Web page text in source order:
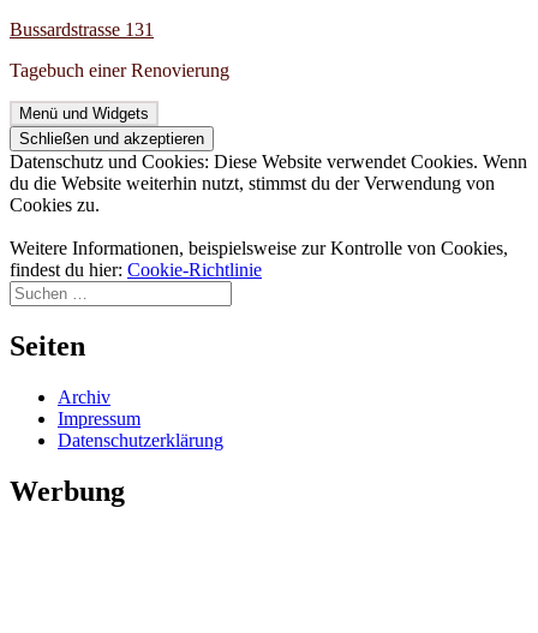
Zum
springen
Bussardstrasse 131
Tagebuch einer Renovierung
Menü und Widgets
Datenschutz und Cookies: Diese Website verwendet Cookies. Wenn
du die Website weiterhin nutzt, stimmst du der Verwendung von
Cookies zu.
Weitere Informationen, beispielsweise zur Kontrolle von Cookies,
findest du hier: Cookie-Richtlinie
Suchen
nach:
Seiten
Archiv
Impressum
Datenschutzerklärung
Werbung